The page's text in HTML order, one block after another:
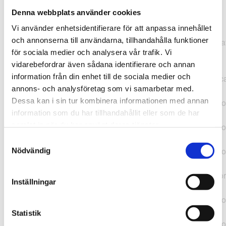
Denna webbplats använder cookies
Vi använder enhetsidentifierare för att anpassa innehållet
och annonserna till användarna, tillhandahålla funktioner
för sociala medier och analysera vår trafik. Vi
vidarebefordrar även sådana identifierare och annan
information från din enhet till de sociala medier och
annons- och analysföretag som vi samarbetar med.
Dessa kan i sin tur kombinera informationen med annan
information som du har tillhandahållit eller som de har
Nödvändig
Inställningar
Statistik
TypeError: "".concat(...).concat(...).replaceAll is not a
function at
https://webshop.pressbyran.se/_next/static/chunks/pages/
b1763451a2186f9e.js:1:11050 at Array.map
(<anonymous>) at K
(https://webshop.pressbyran.se/_next/static/chunks/pages/
b1763451a2186f9e.js:1:10836) at lk
(https://webshop.pressbyran.se/_next/static/chunks/
b241200379730ac0.js:1:129835) at i
(https://webshop.pressbyran.se/_next/static/chunks/
(https://webshop.pressbyran.se/_next/static/chunks/
https://webshop.pressbyran.se/_next/static/chunks/
b241200379730ac0.js:1:167872 at uI
(https://webshop.pressbyran.se/_next/static/chunks/
b241200379730ac0.js:1:167879) at uE
(https://webshop.pressbyran.se/_next/static/chunks/